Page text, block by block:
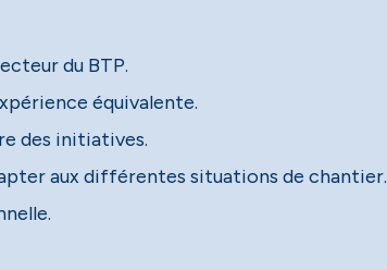
du BTP.
équivalente.
des initiatives.
aux différentes situations de chantier.